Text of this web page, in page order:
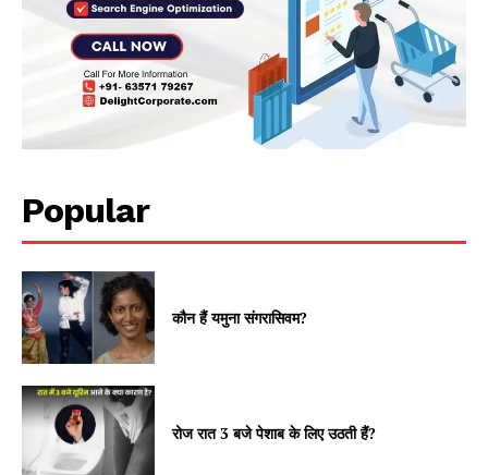
Popular
कौन हैं यमुना संगरासिवम?
रोज रात 3 बजे पेशाब के लिए उठती हैं?